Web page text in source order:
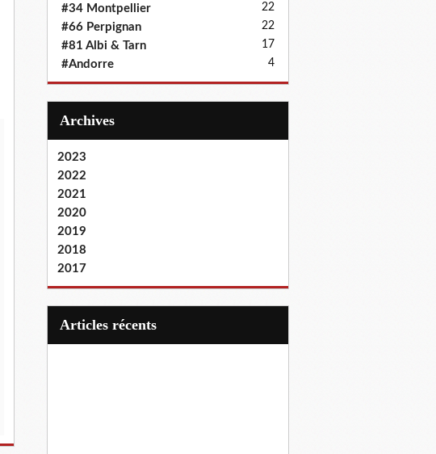
#34 Montpellier 22
#66 Perpignan 22
#81 Albi & Tarn 17
#Andorre 4
Archives
2023
2022
2021
2020
2019
2018
2017
articles récents